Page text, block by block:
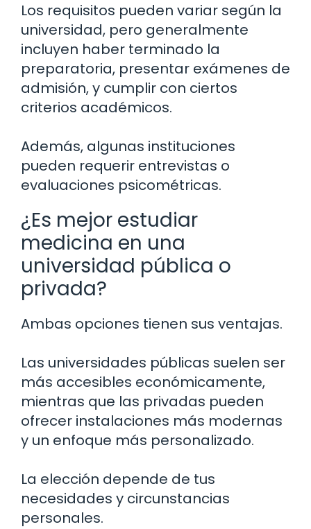
Los requisitos pueden variar según la
universidad, pero generalmente
incluyen haber terminado la
preparatoria, presentar exámenes de
admisión, y cumplir con ciertos
criterios académicos.
Además, algunas instituciones
pueden requerir entrevistas o
evaluaciones psicométricas.
¿Es mejor estudiar
medicina en una
universidad pública o
privada?
Ambas opciones tienen sus ventajas.
Las universidades públicas suelen ser
más accesibles económicamente,
mientras que las privadas pueden
ofrecer instalaciones más modernas
y un enfoque más personalizado.
La elección depende de tus
necesidades y circunstancias
personales.